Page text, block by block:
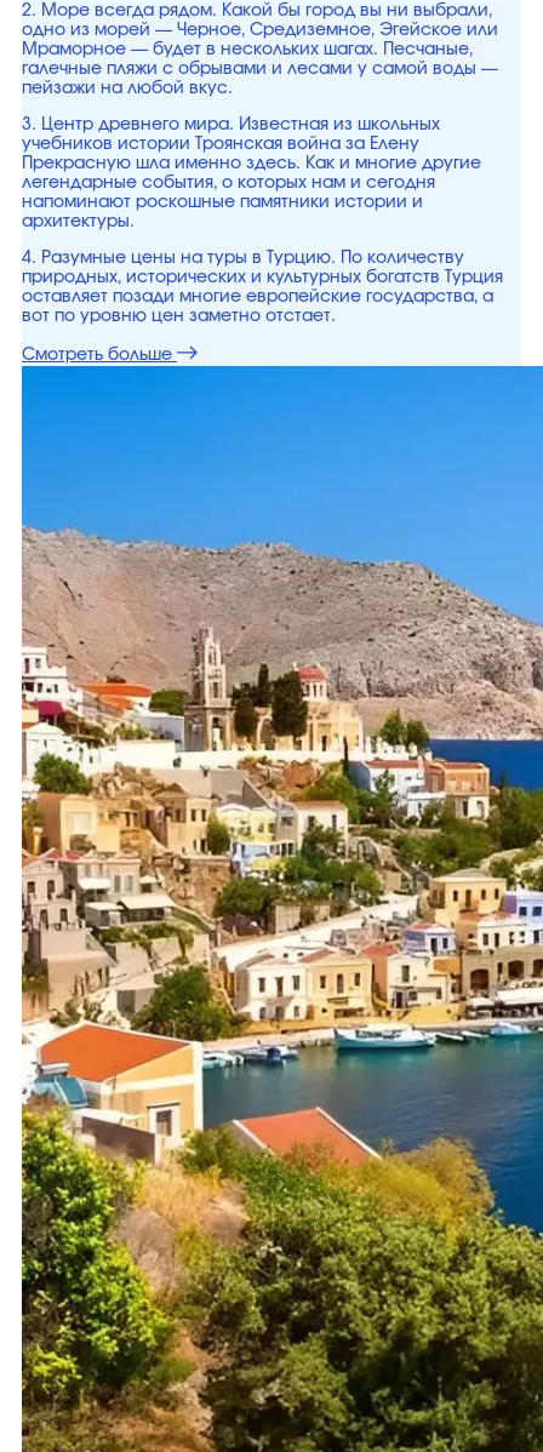
2. Море всегда рядом. Какой бы город вы ни выбрали,
одно из морей — Черное, Средиземное, Эгейское или
Мраморное — будет в нескольких шагах. Песчаные,
галечные пляжи с обрывами и лесами у самой воды —
пейзажи на любой вкус.
3. Центр древнего мира. Известная из школьных
учебников истории Троянская война за Елену
Прекрасную шла именно здесь. Как и многие другие
легендарные события, о которых нам и сегодня
напоминают роскошные памятники истории и
архитектуры.
4. Разумные цены на туры в Турцию. По количеству
природных, исторических и культурных богатств Турция
оставляет позади многие европейские государства, а
вот по уровню цен заметно отстает.
Смотреть больше